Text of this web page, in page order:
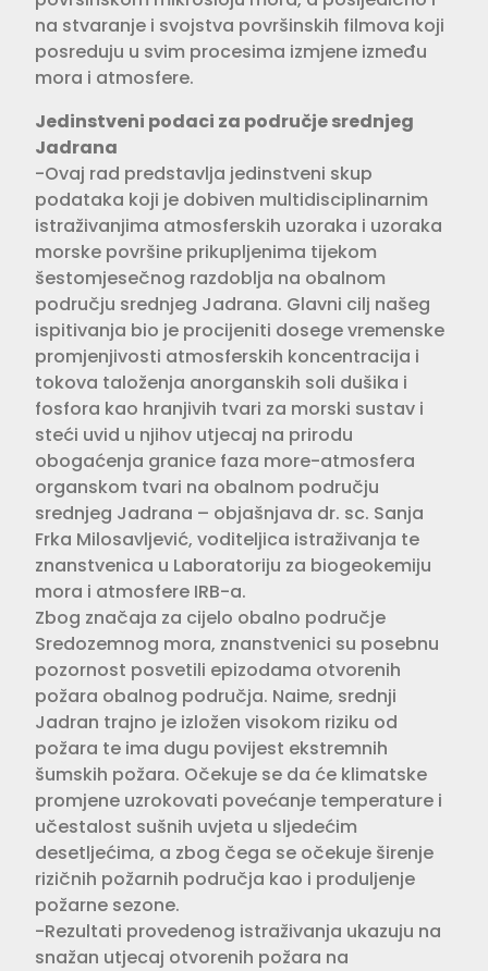
na stvaranje i svojstva površinskih filmova koji
posreduju u svim procesima izmjene između
mora i atmosfere.
Jedinstveni podaci za područje srednjeg
Jadrana
-Ovaj rad predstavlja jedinstveni skup
podataka koji je dobiven multidisciplinarnim
istraživanjima atmosferskih uzoraka i uzoraka
morske površine prikupljenima tijekom
šestomjesečnog razdoblja na obalnom
području srednjeg Jadrana. Glavni cilj našeg
ispitivanja bio je procijeniti dosege vremenske
promjenjivosti atmosferskih koncentracija i
tokova taloženja anorganskih soli dušika i
fosfora kao hranjivih tvari za morski sustav i
steći uvid u njihov utjecaj na prirodu
obogaćenja granice faza more-atmosfera
organskom tvari na obalnom području
srednjeg Jadrana – objašnjava dr. sc. Sanja
Frka Milosavljević, voditeljica istraživanja te
znanstvenica u Laboratoriju za biogeokemiju
mora i atmosfere IRB-a.
Zbog značaja za cijelo obalno područje
Sredozemnog mora, znanstvenici su posebnu
pozornost posvetili epizodama otvorenih
požara obalnog područja. Naime, srednji
Jadran trajno je izložen visokom riziku od
požara te ima dugu povijest ekstremnih
šumskih požara. Očekuje se da će klimatske
promjene uzrokovati povećanje temperature i
učestalost sušnih uvjeta u sljedećim
desetljećima, a zbog čega se očekuje širenje
rizičnih požarnih područja kao i produljenje
požarne sezone.
-Rezultati provedenog istraživanja ukazuju na
snažan utjecaj otvorenih požara na